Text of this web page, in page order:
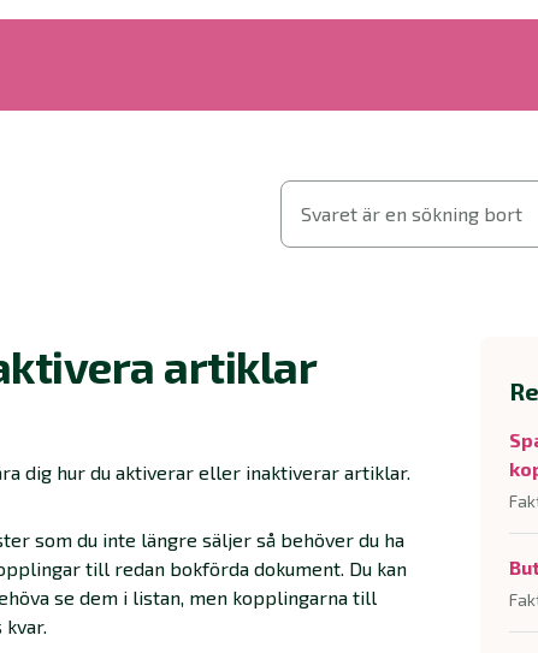
Svaret är en sökning bort
artiklar
dig hur du aktiverar eller inaktiverar artiklar.
som du inte längre säljer så behöver du ha
till redan bokförda dokument. Du kan
se dem i listan, men kopplingarna till